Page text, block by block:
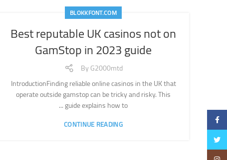
BLOKKFONT.COM
Best reputable UK casinos not on
GamStop in 2023 guide
ByG2000mtd
IntroductionFinding reliable online casinos in the UK that
operate outside gamstop can be tricky and risky. This
guide explains how to ...
CONTINUE READING